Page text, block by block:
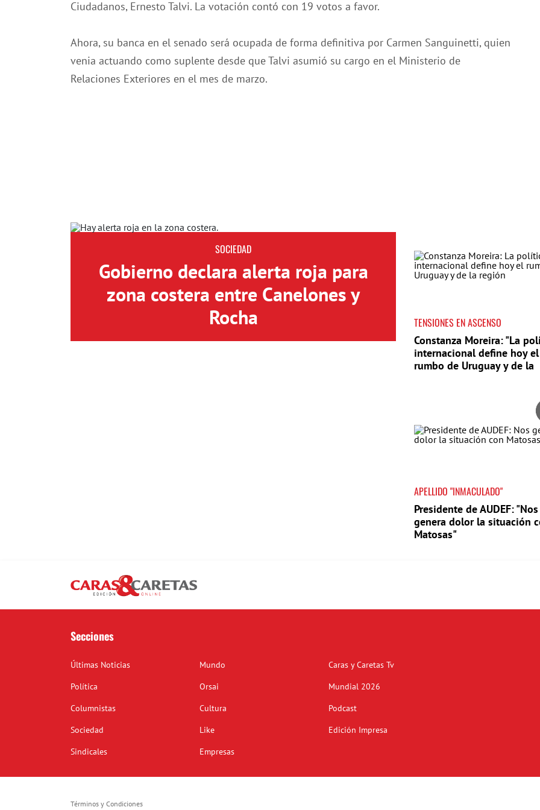
Ciudadanos, Ernesto Talvi. La votación contó con 19 votos a favor.
Ahora, su banca en el senado será ocupada de forma definitiva por Carmen Sanguinetti, quien
venia actuando como suplente desde que Talvi asumió su cargo en el Ministerio de
Relaciones Exteriores en el mes de marzo.
SOCIEDAD
Gobierno declara alerta roja para
zona costera entre Canelones y
Rocha
TENSIONES EN ASCENSO
Constanza Moreira: "La
internacional define hoy el
rumbo de Uruguay y de la
APELLIDO "INMACULADO"
Presidente de AUDEF: "Nos
genera dolor la situación
Matosas"
Secciones
Últimas Noticias
Política
Columnistas
Sociedad
Sindicales
Mundo
Orsai
Cultura
Like
Empresas
Caras y Caretas Tv
Mundial 2026
Podcast
Edición Impresa
Términos y Condiciones